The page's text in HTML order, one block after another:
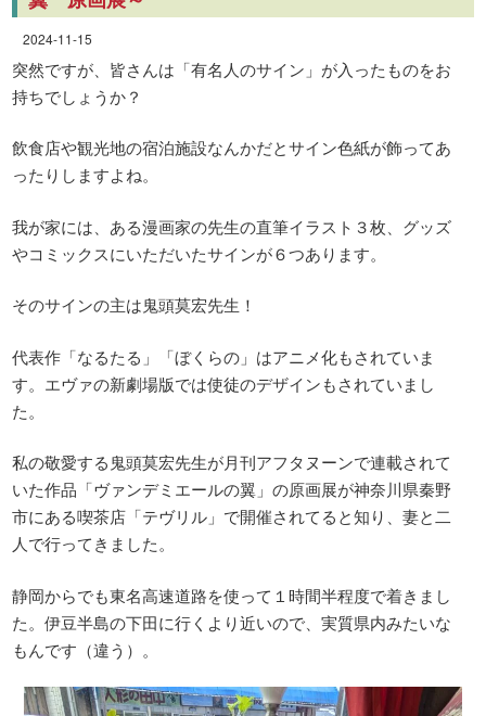
2024-11-15
突然ですが、皆さんは「有名人のサイン」が入ったものをお
持ちでしょうか？
飲食店や観光地の宿泊施設なんかだとサイン色紙が飾ってあ
ったりしますよね。
我が家には、ある漫画家の先生の直筆イラスト３枚、グッズ
やコミックスにいただいたサインが６つあります。
そのサインの主は鬼頭莫宏先生！
代表作「なるたる」「ぼくらの」はアニメ化もされていま
す。エヴァの新劇場版では使徒のデザインもされていまし
た。
私の敬愛する鬼頭莫宏先生が月刊アフタヌーンで連載されて
いた作品「ヴァンデミエールの翼」の原画展が神奈川県秦野
市にある喫茶店「テヴリル」で開催されてると知り、妻と二
人で行ってきました。
静岡からでも東名高速道路を使って１時間半程度で着きまし
た。伊豆半島の下田に行くより近いので、実質県内みたいな
もんです（違う）。